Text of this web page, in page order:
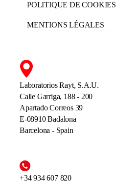
POLITIQUE DE COOKIES
MENTIONS LÉGALES
Laboratorios Rayt, S.A.U.
Calle Garriga, 188 - 200
Apartado Correos 39
E-08910 Badalona
Barcelona - Spain
+34 934 607 820